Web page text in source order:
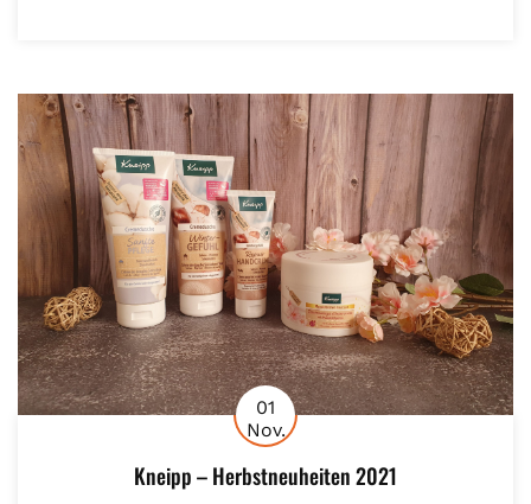
01
Nov.
Kneipp – Herbstneuheiten 2021